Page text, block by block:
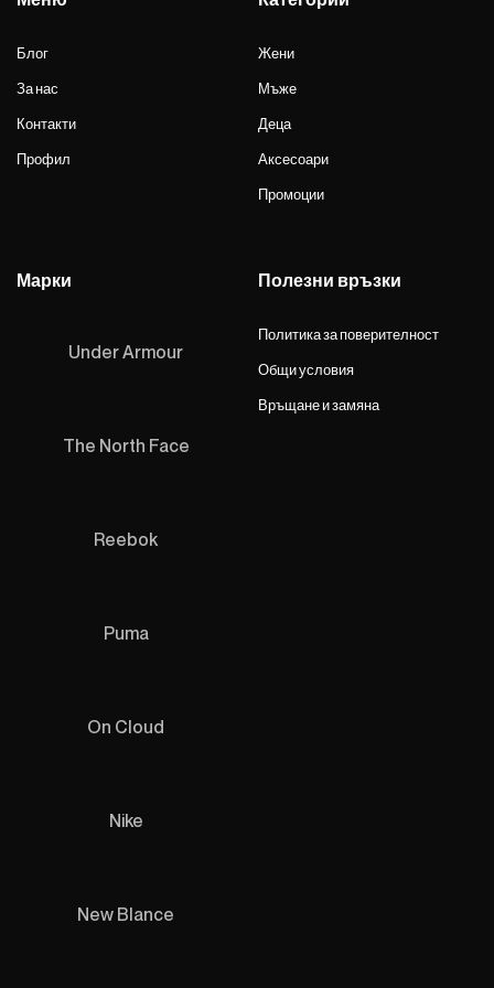
Блог
За нас
Контакти
Профил
Жени
Мъже
Деца
Аксесоари
Промоции
Марки
Under Armour
The North Face
Reebok
Puma
On Cloud
Nike
New Blance
Полезни връзки
Политика за поверителност
Общи условия
Връщане и замяна